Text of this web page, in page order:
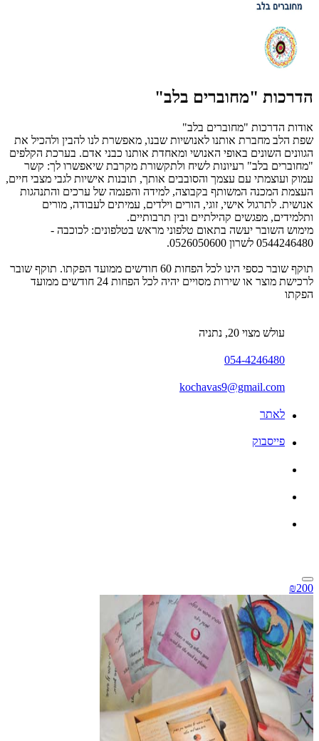
הדרכות "מחוברים בלב"
אודות הדרכות "מחוברים בלב"
שפת הלב מחברת אותנו לאנושיות שבנו, מאפשרת לנו להבין ולהכיל את
הגוונים השונים באופי האנושי ומאחדת אותנו כבני אדם. בערכת הקלפים
"מחוברים בלב" רעיונות לשיח ולתקשורת מקרבת שיאפשרו לך: קשר
עמוק ועוצמתי עם עצמך והסובבים אותך, תובנות אישיות לגבי מצבי חיים,
העצמת המכנה המשותף בקבוצה, למידה והפנמה של ערכים והתנהגות
אנושית. לתרגול אישי, זוגי, הורים וילדים, עמיתים לעבודה, מורים
ותלמידים, מפגשים קהילתיים ובין תרבותיים.
מימוש השובר יעשה בתאום טלפוני מראש בטלפונים: לכוכבה -
0544246480 לשרון 0526050600.
תוקף שובר כספי הינו לכל הפחות 60 חודשים ממועד הפקתו. תוקף שובר
לרכישת מוצר או שירות מסויים יהיה לכל הפחות 24 חודשים ממועד
הפקתו
עולש מצוי 20, נתניה
054-4246480
kochavas9@gmail.com
לאתר
פייסבוק
₪200